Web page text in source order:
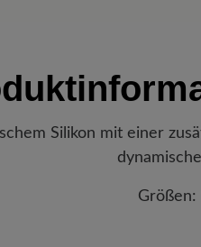
Silikon mit einer
Größen: